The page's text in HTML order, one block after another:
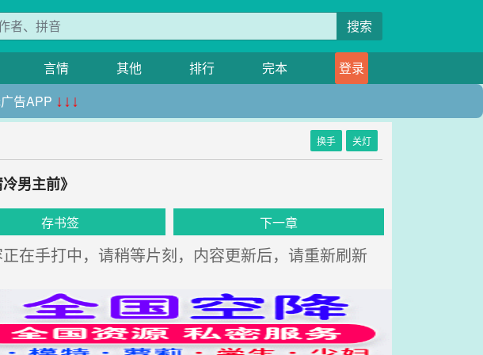
搜索
言情 其他 排行 完本
登录
告APP ↓↓↓
换手 关灯
男主前》
存书签 下一章
在手打中，请稍等片刻，内容更新后，请重新刷新